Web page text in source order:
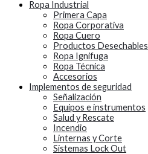
Ropa Industrial
Primera Capa
Ropa Corporativa
Ropa Cuero
Productos Desechables
Ropa Ignifuga
Ropa Técnica
Accesorios
Implementos de seguridad
Señalización
Equipos e instrumentos
Salud y Rescate
Incendio
Linternas y Corte
Sistemas Lock Out